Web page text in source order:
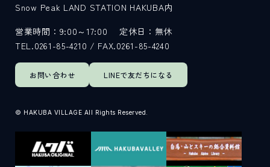
399-9301 長野県北安曇郡白馬村北城5497
Snow Peak LAND STATION HAKUBA内
営業時間：9:00～17:00 定休日：無休
検索する
お問い合わせ LINEで友だちになる
Snow Peak LAND STATION HAKUBA内
営業時間：9:00～17:00
定休日：無休
TEL.0261-85-4210 / FAX.0261-85-4240
© HAKUBA VILLAGE All Rights Reserved.